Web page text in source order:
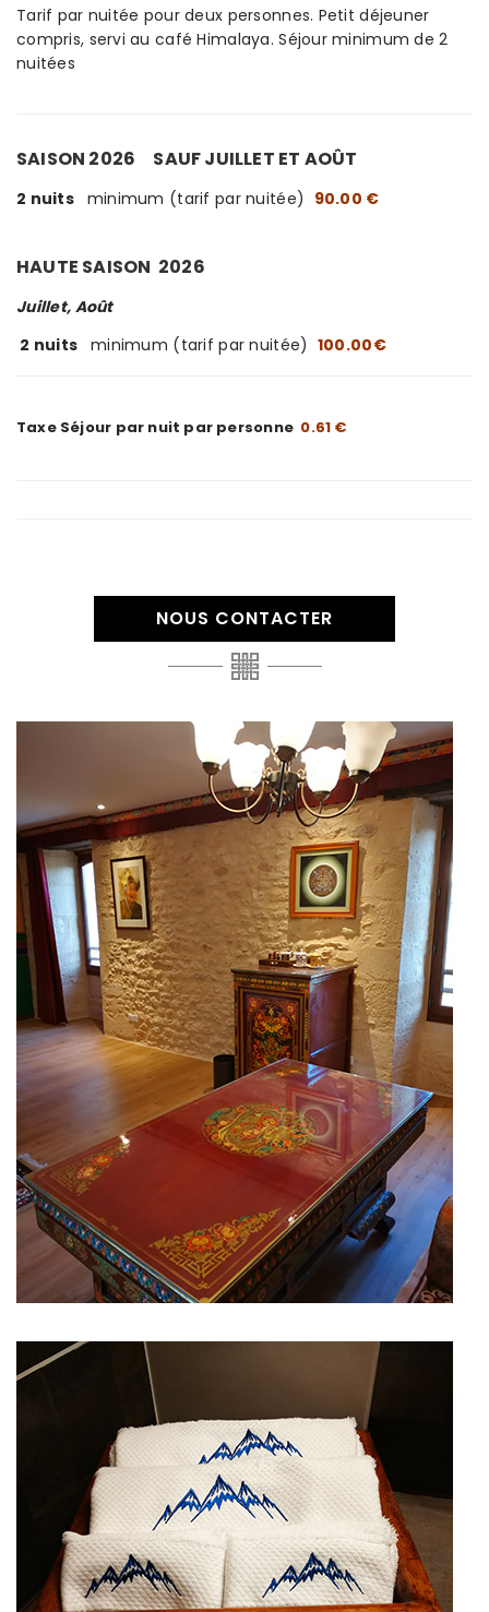
Tarif par nuitée pour deux personnes. Petit déjeuner
compris, servi au café Himalaya. Séjour minimum de 2
nuitées
SAISON 2026 SAUF JUILLET ET AOÛT
2 nuits minimum (tarif par nuitée) 90.00 €
HAUTE SAISON 2026
Juillet, Août
2 nuits minimum (tarif par nuitée) 100.00€
Taxe Séjour par nuit par personne 0.61 €
NOUS CONTACTER